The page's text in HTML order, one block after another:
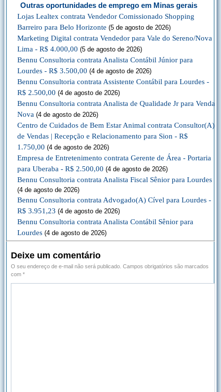
Outras oportunidades de emprego em Minas gerais
Lojas Lealtex contrata Vendedor Comissionado Shopping
Barreiro para Belo Horizonte (5 de agosto de 2026)
Marketing Digital contrata Vendedor para Vale do Sereno/Nova
Lima - R$ 4.000,00 (5 de agosto de 2026)
Bennu Consultoria contrata Analista Contábil Júnior para
Lourdes - R$ 3.500,00 (4 de agosto de 2026)
Bennu Consultoria contrata Assistente Contábil para Lourdes -
R$ 2.500,00 (4 de agosto de 2026)
Bennu Consultoria contrata Analista de Qualidade Jr para Venda
Nova (4 de agosto de 2026)
Centro de Cuidados de Bem Estar Animal contrata Consultor(A)
de Vendas | Recepção e Relacionamento para Sion - R$
1.750,00 (4 de agosto de 2026)
Empresa de Entretenimento contrata Gerente de Área - Portaria
para Uberaba - R$ 2.500,00 (4 de agosto de 2026)
Bennu Consultoria contrata Analista Fiscal Sênior para Lourdes
(4 de agosto de 2026)
Bennu Consultoria contrata Advogado(A) Cível para Lourdes -
R$ 3.951,23 (4 de agosto de 2026)
Bennu Consultoria contrata Analista Contábil Sênior para
Lourdes (4 de agosto de 2026)
Deixe um comentário
O seu endereço de e-mail não será publicado. Campos obrigatórios são marcados
com *